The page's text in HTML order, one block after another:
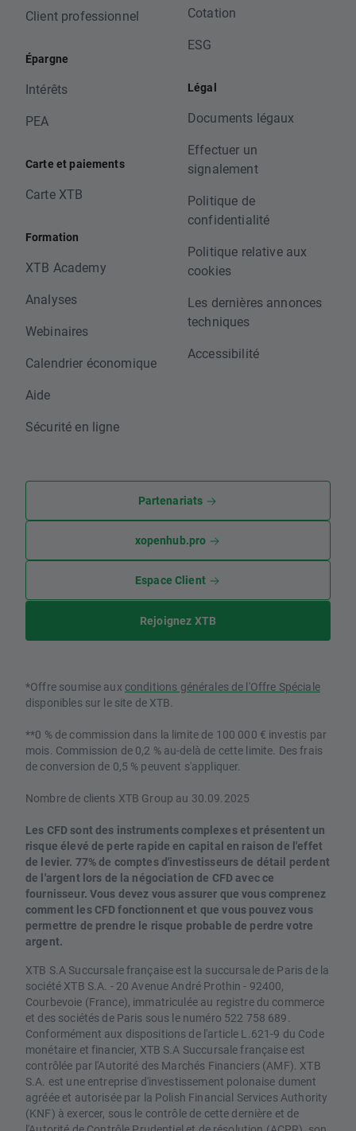
Client professionnel
Épargne
Intérêts
PEA
Carte et paiements
Carte XTB
Formation
XTB Academy
Analyses
Webinaires
Calendrier économique
Aide
Sécurité en ligne
Cotation
ESG
Légal
Documents légaux
Effectuer un
signalement
Politique de
confidentialité
Politique relative aux
cookies
Les dernières annonces
techniques
Accessibilité
Partenariats
xopenhub.pro
Espace Client
Rejoignez XTB
*Offre soumise aux conditions générales de l'Offre Spéciale
disponibles sur le site de XTB.
**0 % de commission dans la limite de 100 000 € investis par
mois. Commission de 0,2 % au-delà de cette limite. Des frais
de conversion de 0,5 % peuvent s'appliquer.
Nombre de clients XTB Group au 30.09.2025
Les CFD sont des instruments complexes et présentent un
risque élevé de perte rapide en capital en raison de l'effet
de levier. 77% de comptes d'investisseurs de détail perdent
de l'argent lors de la négociation de CFD avec ce
fournisseur. Vous devez vous assurer que vous comprenez
comment les CFD fonctionnent et que vous pouvez vous
permettre de prendre le risque probable de perdre votre
argent.
XTB S.A Succursale française est la succursale de Paris de la
société XTB S.A. - 20 Avenue André Prothin - 92400,
Courbevoie (France), immatriculée au registre du commerce
et des sociétés de Paris sous le numéro 522 758 689.
Conformément aux dispositions de l'article L.621-9 du Code
monétaire et financier, XTB S.A Succursale française est
contrôlée par l'Autorité des Marchés Financiers (AMF). XTB
S.A. est une entreprise d'investissement polonaise dument
agréée et autorisée par la Polish Financial Services Authority
(KNF) à exercer, sous le contrôle de cette dernière et de